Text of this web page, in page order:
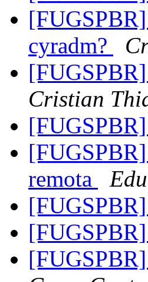
cyradm?
Cristian
remota